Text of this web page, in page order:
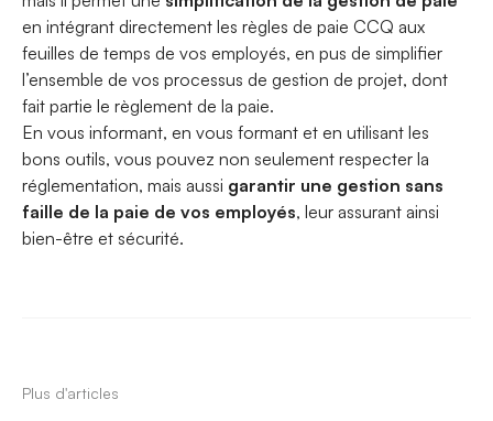
en intégrant directement les règles de paie CCQ aux
feuilles de temps de vos employés, en pus de simplifier
l’ensemble de vos processus de gestion de projet, dont
fait partie le règlement de la paie.
En vous informant, en vous formant et en utilisant les
bons outils, vous pouvez non seulement respecter la
réglementation, mais aussi garantir une gestion sans
faille de la paie de vos employés, leur assurant ainsi
bien-être et sécurité.
Plus d'articles